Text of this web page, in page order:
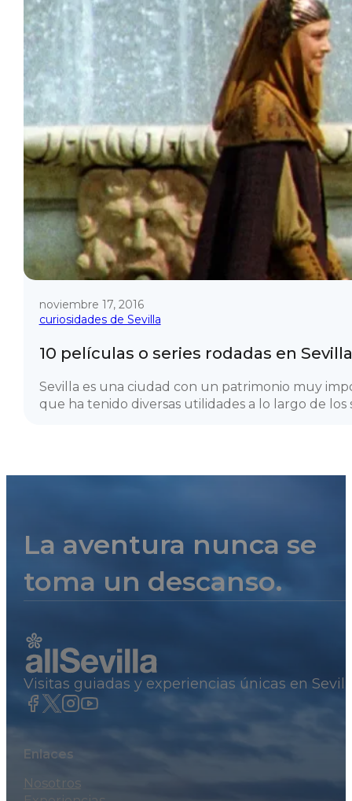
noviembre 17, 2016
curiosidades de Sevilla
10 películas o series rodadas en Sevilla
Sevilla es una ciudad con un patrimonio muy
que ha tenido diversas utilidades a lo largo de los
La aventura nunca se
toma un descanso.
Visitas guiadas y experiencias únicas en
Enlaces
Nosotros